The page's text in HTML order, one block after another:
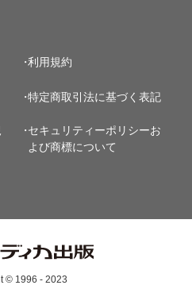
利用規約
特定商取引法に基づく表記
セキュリティーポリシーお
よび商標について
© 1996 - 2023